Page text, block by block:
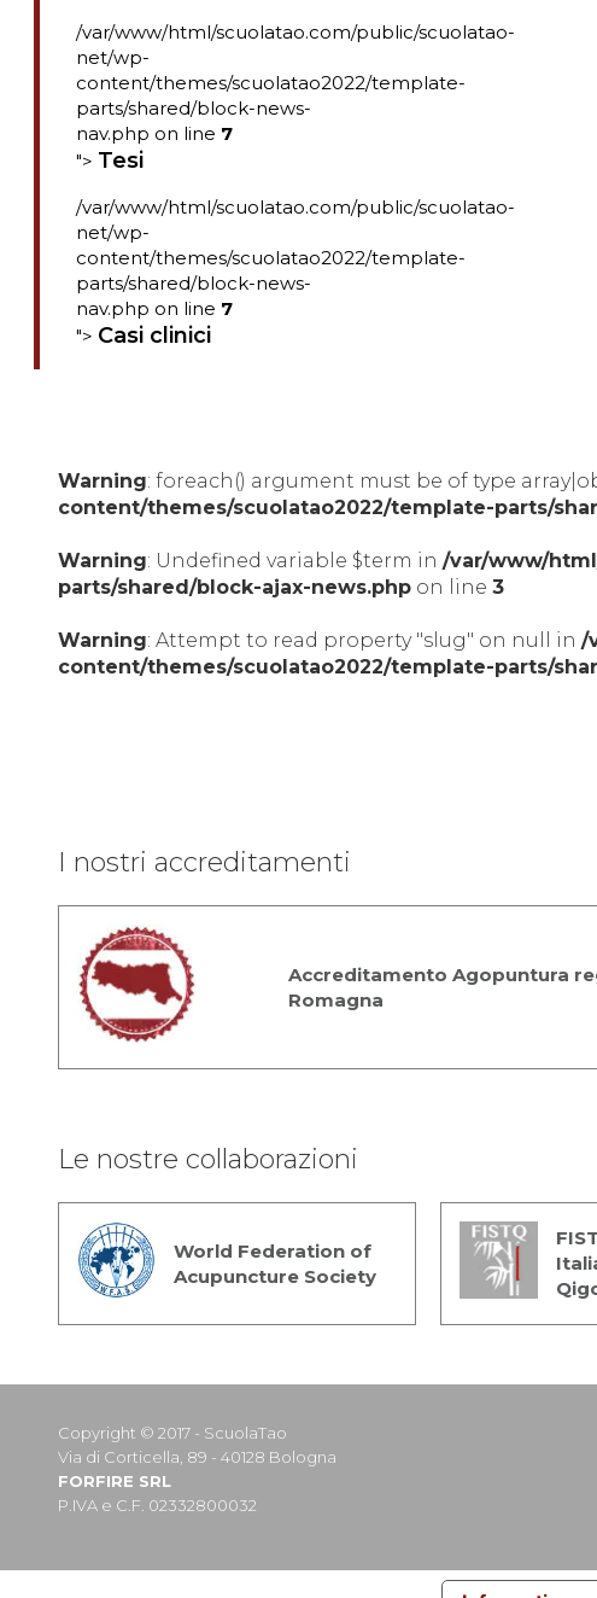
/var/www/html/scuolatao.com/public/scuolatao-
net/wp-
content/themes/scuolatao2022/template-
parts/shared/block-news-
nav.php on line 7
"> Tesi
/var/www/html/scuolatao.com/public/scuolatao-
net/wp-
content/themes/scuolatao2022/template-
parts/shared/block-news-
nav.php on line 7
"> Casi clinici
Warning: foreach() argument must be of type
content/themes/scuolatao2022/template-parts/
Warning: Undefined variable $term in /var/www/
parts/shared/block-ajax-news.php on line 3
Warning: Attempt to read property "slug" on null in /
content/themes/scuolatao2022/template-parts/
I nostri accreditamenti
Accreditamento Agopuntura
Romagna
Le nostre collaborazioni
World Federation of
Acupuncture Society
Copyright © 2017 - ScuolaTao
Via di Corticella, 89 - 40128 Bologna
FORFIRE SRL
P.IVA e C.F. 02332800032